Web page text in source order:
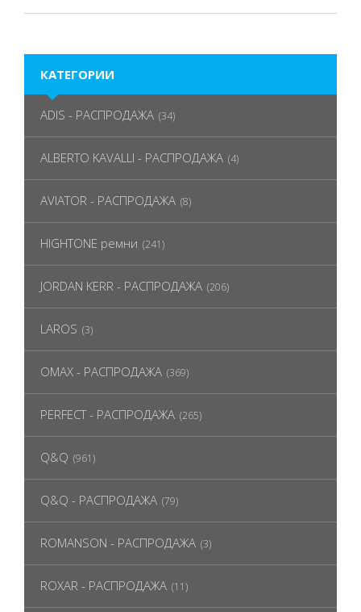
КАТЕГОРИИ
ADIS - РАСПРОДАЖА (34)
ALBERTO KAVALLI - РАСПРОДАЖА (4)
AVIATOR - РАСПРОДАЖА (8)
HIGHTONE ремни (241)
JORDAN KERR - РАСПРОДАЖА (206)
LAROS (3)
OMAX - РАСПРОДАЖА (369)
PERFECT - РАСПРОДАЖА (265)
Q&Q (961)
Q&Q - РАСПРОДАЖА (79)
ROMANSON - РАСПРОДАЖА (3)
ROXAR - РАСПРОДАЖА (11)